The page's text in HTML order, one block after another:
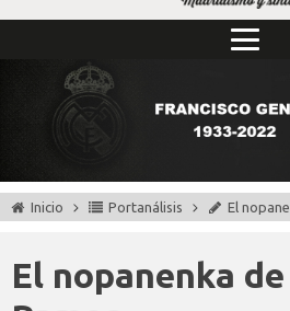
Inicio Portanálisis El
El nopanenka